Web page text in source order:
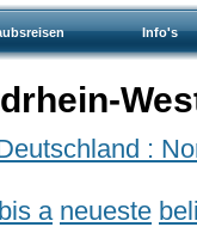
Info's
:
a neueste